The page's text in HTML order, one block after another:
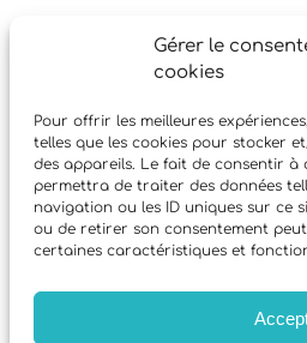
Gérer le
cookies
Pour offrir les meilleures
telles que les cookies pour stocker
des appareils. Le fait de consentir à
permettra de traiter des données
navigation ou les ID uniques sur ce
ou de retirer son consentement
certaines caractéristiques et
05 58 41
07 68 97
Facebook Instagram YouTube
© CMR Landes 2023 – Mentions
Gestion des cookies –